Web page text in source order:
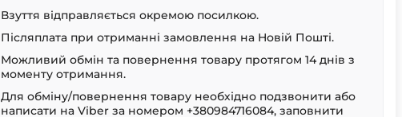
Взуття відправляється окремою посилкою.
Післяплата при отриманні замовлення на Новій Пошті.
Можливий обмін та повернення товару протягом 14 днів з
моменту отримання.
Для обміну/повернення товару необхідно подзвонити або
написати на Viber за номером +380984716084, заповнити